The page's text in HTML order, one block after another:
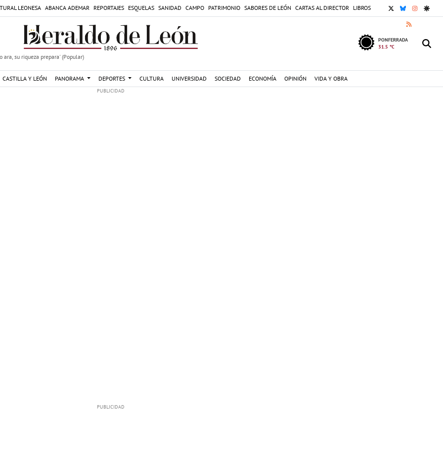
LEONESA ABANCA ADEMAR REPORTAJES ESQUELAS SANIDAD CAMPO PATRIMONIO SABORES DE LEÓN CARTAS AL DIRECTOR LIBROS X BLUESKY
RSS
ara, su riqueza prepara' (Popular)
PONFERRADA
31.5 °C
CASTILLA Y LEÓN PANORAMA DEPORTES CULTURA UNIVERSIDAD SOCIEDAD ECONOMÍA OPINIÓN VIDA Y OBRA